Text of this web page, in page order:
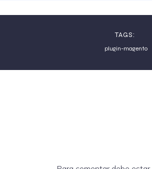
TAGS:
plugin-magento